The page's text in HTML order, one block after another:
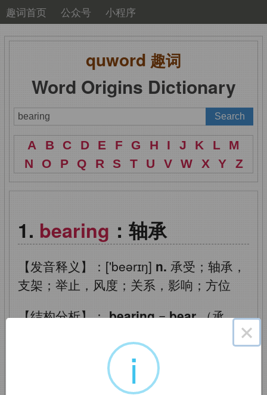
趣词首页 公众号 小程序
quword 趣词
Word Origins Dictionary
A B C D E F G H I J K L
M
N
O P Q R S T U V W X Y Z
bearing ：轴承
【发音释义】：['beərɪŋ] n. 承受；轴承，
支架；举止，风度；关系，影响；方位
【结构分析】：bearing=bear（承
是bear （承受）的动名
×
i